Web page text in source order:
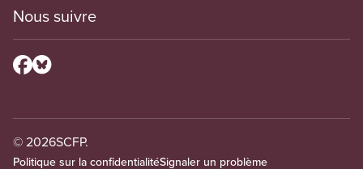
Nous suivre
© 2026SCFP.
Politique sur la confidentialitéSignaler un problème